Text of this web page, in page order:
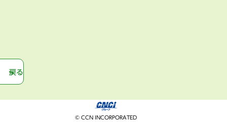
戻る
© CCN INCORPORATED